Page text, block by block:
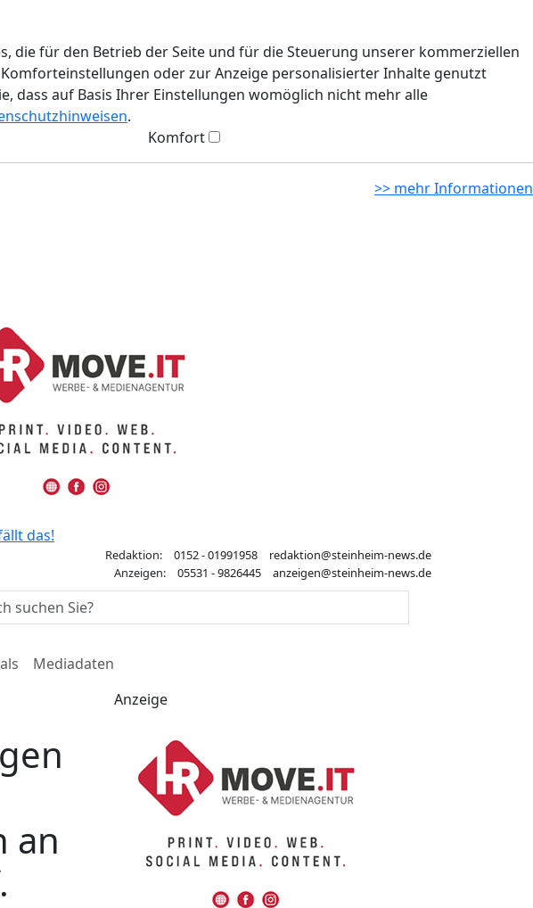
die für den Betrieb der Seite und für die Steuerung unserer kommerziellen
oder zur Anzeige personalisierter Inhalte genutzt
dass auf Basis Ihrer Einstellungen womöglich nicht mehr alle
.
Komfort
>> mehr Informationen
das!
Redaktion: 0152 - 01991958
redaktion@steinheim-news.de
Anzeigen:
05531 - 9826445 anzeigen@steinheim-news.de
Mediadaten
an
Anzeige